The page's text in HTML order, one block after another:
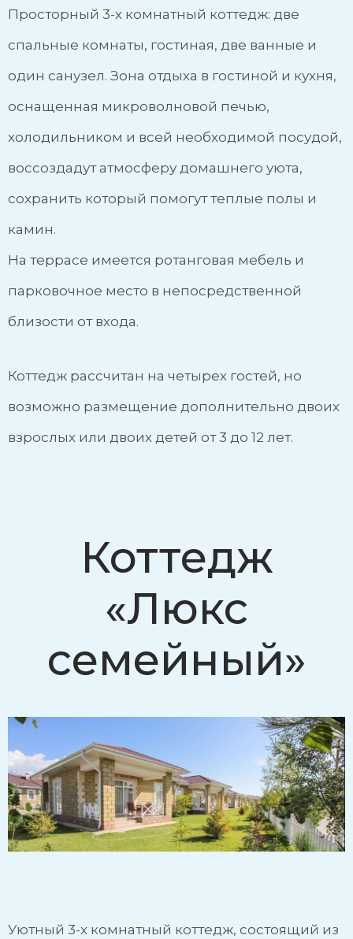
Просторный 3-х комнатный коттедж: две
спальные комнаты, гостиная, две ванные и
один санузел. Зона отдыха в гостиной и кухня,
оснащенная микроволновой печью,
холодильником и всей необходимой посудой,
воссоздадут атмосферу домашнего уюта,
сохранить который помогут теплые полы и
камин.
На террасе имеется ротанговая мебель и
парковочное место в непосредственной
близости от входа.
Коттедж рассчитан на четырех гостей, но
возможно размещение дополнительно двоих
взрослых или двоих детей от 3 до 12 лет.
Коттедж
«Люкс
семейный»
Уютный 3-х комнатный коттедж, состоящий из